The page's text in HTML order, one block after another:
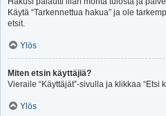
Käytä “Tarkennettua hakua” ja ole
etsit.
Ylös
Miten etsin käyttäjiä?
Vieraile “Käyttäjät”-sivulla ja klikkaa “Etsi
Ylös